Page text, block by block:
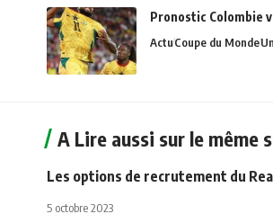
Pronostic Colombie
ActuCoupe du Monde
A Lire aussi sur le même
Les options de recrutement du
5 octobre 2023